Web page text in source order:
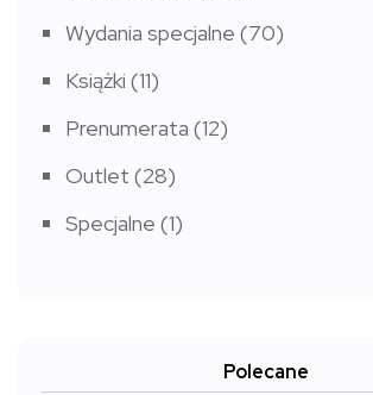
Wydania specjalne (70)
Książki (11)
Prenumerata (12)
Outlet (28)
Specjalne (1)
Polecane